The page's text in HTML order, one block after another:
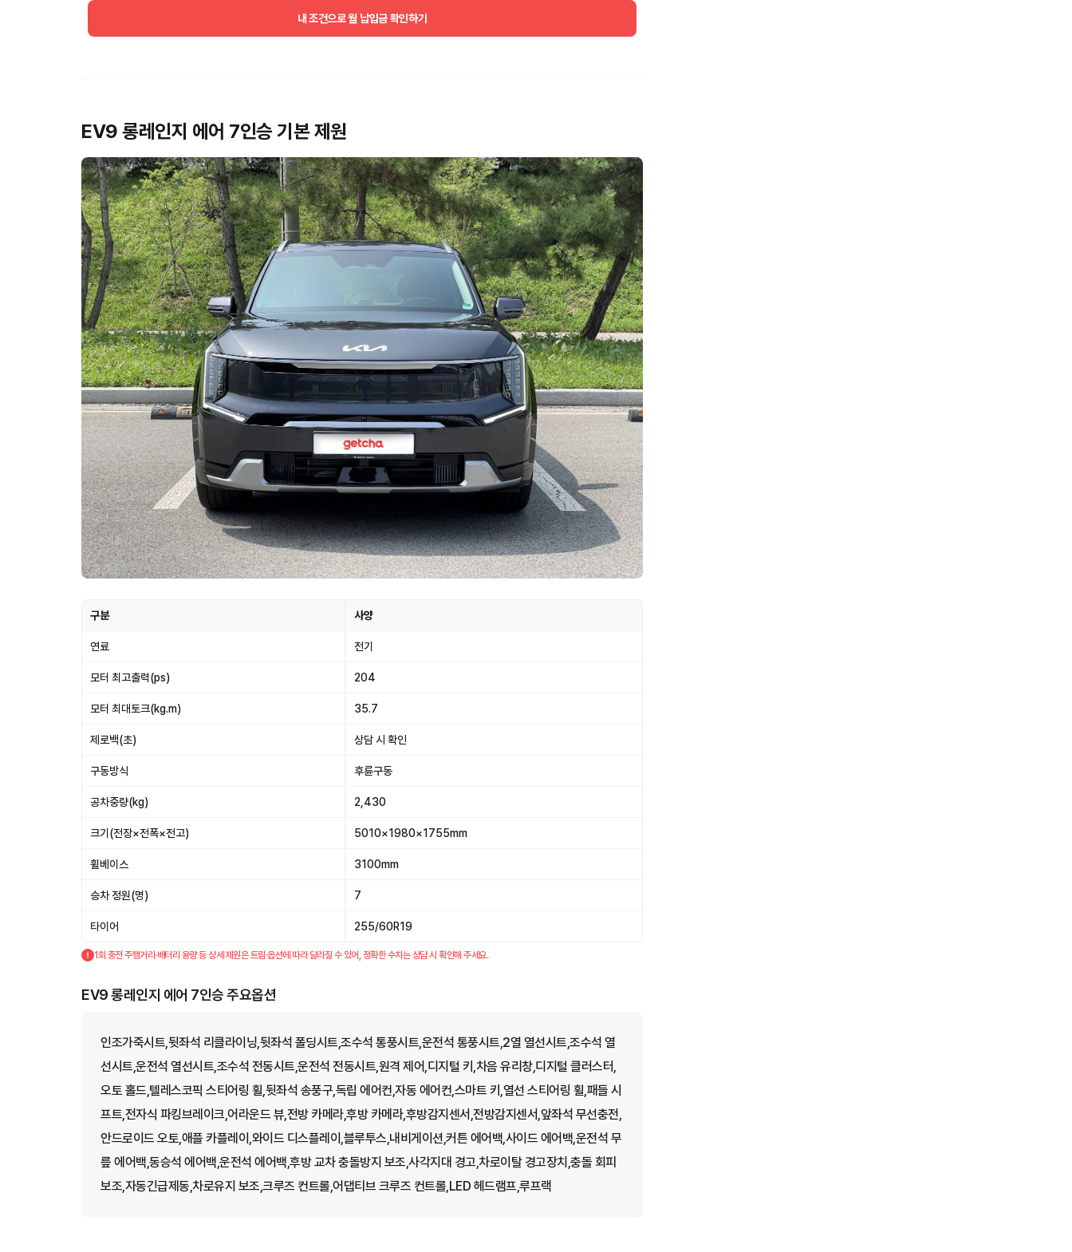
내 조건으로 월 납입금 확인하기
EV9 롱레인지 에어 7인승 기본 제원
구분 사양
연료 전기
모터 최고출력(ps) 204
모터 최대토크(kg.m) 35.7
제로백(초) 상담 시 확인
구동방식 후륜구동
공차중량(kg) 2,430
크기(전장×전폭×전고) 5010×1980×1755mm
휠베이스 3100mm
승차 정원(명) 7
타이어 255/60R19
1회 충전 주행거리·배터리 용량 등 상세 제원은 트림·옵션에 따라 달라질 수 있어, 정확한 수치는 상담 시 확인해 주세요.
EV9 롱레인지 에어 7인승 주요옵션
인조가죽시트,뒷좌석 리클라이닝,뒷좌석 폴딩시트,조수석 통풍시트,운전석 통풍시트,2열 열선시트,조수석 열
선시트,운전석 열선시트,조수석 전동시트,운전석 전동시트,원격 제어,디지털 키,차음 유리창,디지털 클러스터,
오토 홀드,텔레스코픽 스티어링 휠,뒷좌석 송풍구,독립 에어컨,자동 에어컨,스마트 키,열선 스티어링 휠,패들 시
프트,전자식 파킹브레이크,어라운드 뷰,전방 카메라,후방 카메라,후방감지센서,전방감지센서,앞좌석 무선충전,
안드로이드 오토,애플 카플레이,와이드 디스플레이,블루투스,내비게이션,커튼 에어백,사이드 에어백,운전석 무
릎 에어백,동승석 에어백,운전석 에어백,후방 교차 충돌방지 보조,사각지대 경고,차로이탈 경고장치,충돌 회피
보조,자동긴급제동,차로유지 보조,크루즈 컨트롤,어댑티브 크루즈 컨트롤,LED 헤드램프,루프랙